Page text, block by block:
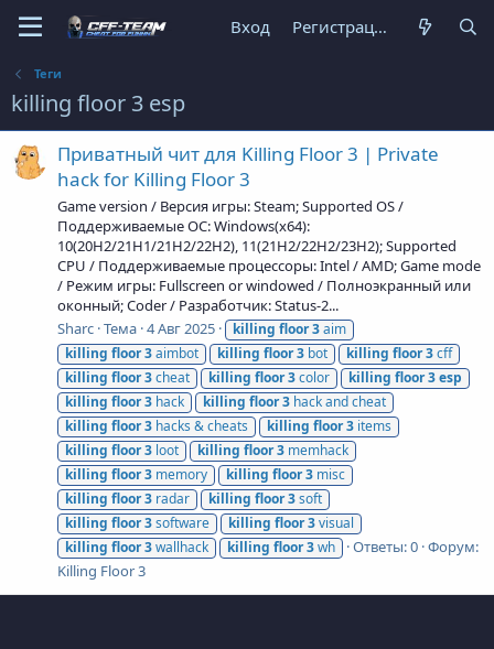
Вход Регистрация
Теги
killing floor 3 esp
Приватный чит для Killing Floor 3 | Private
hack for Killing Floor 3
Game version / Версия игры: Steam; Supported OS /
Поддерживаемые ОС: Windows(x64):
10(20H2/21H1/21H2/22H2), 11(21H2/22H2/23H2); Supported
CPU / Поддерживаемые процессоры: Intel / AMD; Game mode
/ Режим игры: Fullscreen or windowed / Полноэкранный или
оконный; Coder / Разработчик: Status-2...
Sharc Тема 4 Авг 2025 killing floor3aim
killing floor3aimbot killing floor3 bot killing floor3cff
killing floor3cheat killing floor3color killing floor3esp
killing floor3 hack killing floor3 hack and cheat
killing floor3 hacks & cheats killing floor3 items
killing floor3 loot killing floor3 memhack
killing floor3 memory killing floor3 misc
killing floor3 radar killing floor3soft
killing floor3software killing floor3visual
killing floor3wallhack killing floor3wh Ответы: 0 Форум:
Killing Floor 3